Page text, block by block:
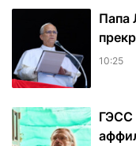
Папа
10:25
ГЭСС